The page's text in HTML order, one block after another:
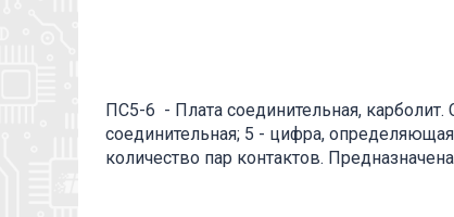
ПC5-6 - Плата соединительная, карболит.
соединительная; 5 - цифра,
количество пар контактов.
Соединительные платы используются